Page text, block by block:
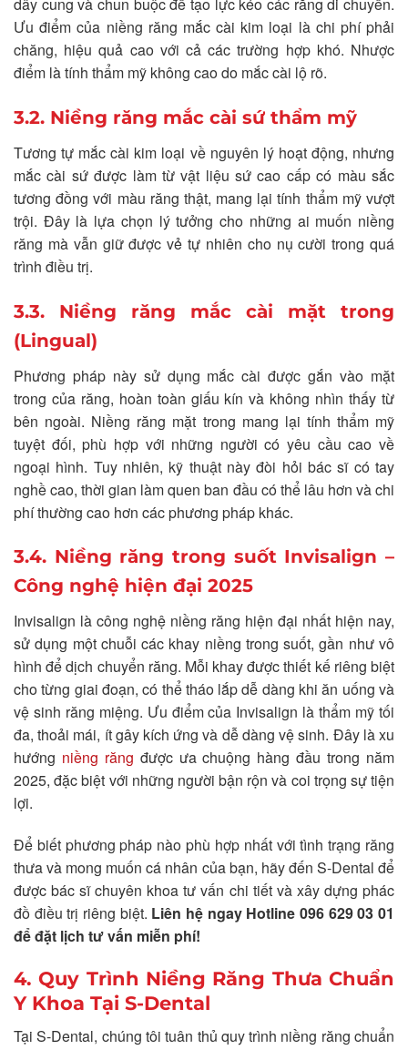
Ưu điểm của niềng răng mắc cài kim loại là chi phí phải
chăng, hiệu quả cao với cả các trường hợp khó. Nhược
điểm là tính thẩm mỹ không cao do mắc cài lộ rõ.
3.2. Niềng răng mắc cài sứ thẩm mỹ
Tương tự mắc cài kim loại về nguyên lý hoạt động, nhưng
mắc cài sứ được làm từ vật liệu sứ cao cấp có màu sắc
tương đồng với màu răng thật, mang lại tính thẩm mỹ vượt
trội. Đây là lựa chọn lý tưởng cho những ai muốn niềng
răng mà vẫn giữ được vẻ tự nhiên cho nụ cười trong quá
trình điều trị.
3.3. Niềng răng mắc cài mặt trong
(Lingual)
Phương pháp này sử dụng mắc cài được gắn vào mặt
trong của răng, hoàn toàn giấu kín và không nhìn thấy từ
bên ngoài. Niềng răng mặt trong mang lại tính thẩm mỹ
tuyệt đối, phù hợp với những người có yêu cầu cao về
ngoại hình. Tuy nhiên, kỹ thuật này đòi hỏi bác sĩ có tay
nghề cao, thời gian làm quen ban đầu có thể lâu hơn và chi
phí thường cao hơn các phương pháp khác.
3.4. Niềng răng trong suốt Invisalign –
Công nghệ hiện đại 2025
Invisalign là công nghệ niềng răng hiện đại nhất hiện nay,
sử dụng một chuỗi các khay niềng trong suốt, gần như vô
hình để dịch chuyển răng. Mỗi khay được thiết kế riêng biệt
cho từng giai đoạn, có thể tháo lắp dễ dàng khi ăn uống và
vệ sinh răng miệng. Ưu điểm của Invisalign là thẩm mỹ tối
đa, thoải mái, ít gây kích ứng và dễ dàng vệ sinh. Đây là xu
hướng niềng răng được ưa chuộng hàng đầu trong năm
2025, đặc biệt với những người bận rộn và coi trọng sự tiện
lợi.
Để biết phương pháp nào phù hợp nhất với tình trạng răng
thưa và mong muốn cá nhân của bạn, hãy đến S-Dental để
được bác sĩ chuyên khoa tư vấn chi tiết và xây dựng phác
đồ điều trị riêng biệt. Liên hệ ngay Hotline 096 629 03 01
để đặt lịch tư vấn miễn phí!
4. Quy Trình Niềng Răng Thưa Chuẩn
Y Khoa Tại S-Dental
Tại S-Dental, chúng tôi tuân thủ quy trình niềng răng chuẩn